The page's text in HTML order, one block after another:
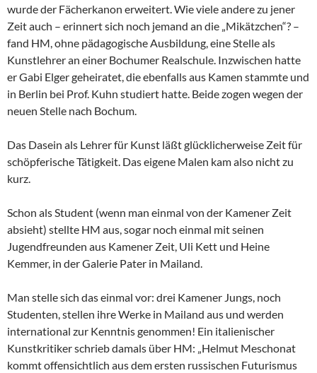
wurde der Fächerkanon erweitert. Wie viele andere zu jener
Zeit auch – erinnert sich noch jemand an die „Mikätzchen“? –
fand HM, ohne pädagogische Ausbildung, eine Stelle als
Kunstlehrer an einer Bochumer Realschule. Inzwischen hatte
er Gabi Elger geheiratet, die ebenfalls aus Kamen stammte und
in Berlin bei Prof. Kuhn studiert hatte. Beide zogen wegen der
neuen Stelle nach Bochum.
Das Dasein als Lehrer für Kunst läßt glücklicherweise Zeit für
schöpferische Tätigkeit. Das eigene Malen kam also nicht zu
kurz.
Schon als Student (wenn man einmal von der Kamener Zeit
absieht) stellte HM aus, sogar noch einmal mit seinen
Jugendfreunden aus Kamener Zeit, Uli Kett und Heine
Kemmer, in der Galerie Pater in Mailand.
Man stelle sich das einmal vor: drei Kamener Jungs, noch
Studenten, stellen ihre Werke in Mailand aus und werden
international zur Kenntnis genommen! Ein italienischer
Kunstkritiker schrieb damals über HM: „Helmut Meschonat
kommt offensichtlich aus dem ersten russischen Futurismus